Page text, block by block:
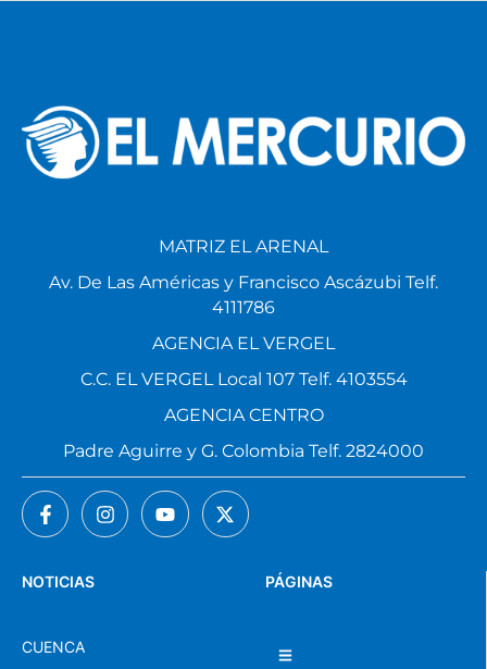
NACIONAL
Av. De Las Américas y Francisco Ascázubi Telf.
4111786
AGENCIA EL VERGEL
C.C. EL VERGEL Local 107 Telf. 4103554
AGENCIA CENTRO
Padre Aguirre y G. Colombia Telf. 2824000